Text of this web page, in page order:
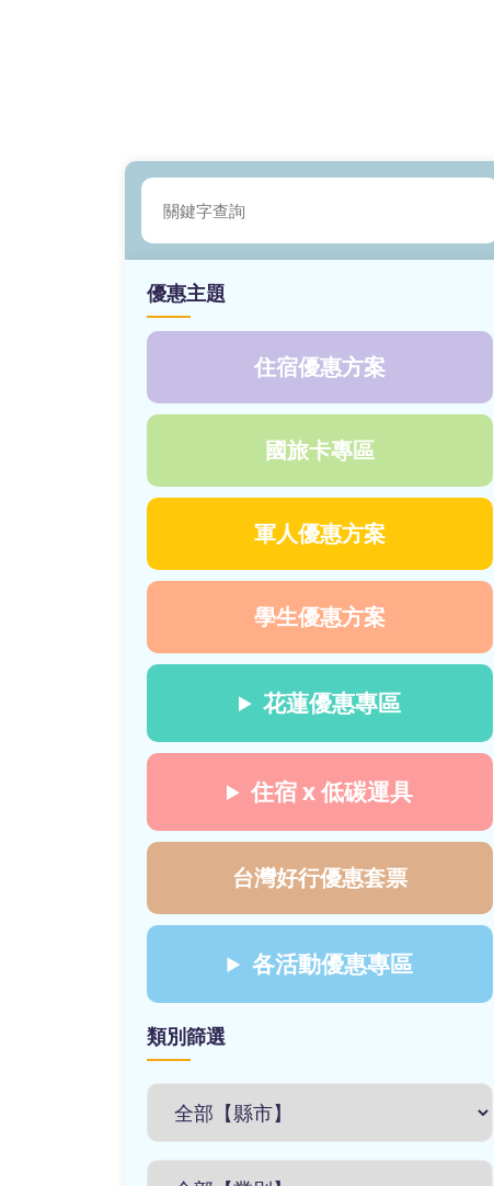
優惠主題
住宿優惠方案
國旅卡專區
軍人優惠方案
學生優惠方案
花蓮優惠專區
住宿 x 低碳運具
台灣好行優惠套票
各活動優惠專區
類別篩選